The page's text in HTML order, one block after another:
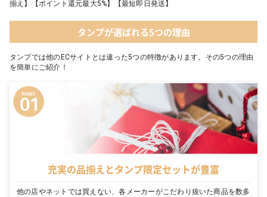
揃え】【ポイント還元最大5%】【最短即日発送】
タンプが選ばれる5つの理由
タンプでは他のECサイトとは違った5つの特徴があります。その5つの理由
を簡単にご紹介！
充実の品揃えとタンプ限定セットが豊富
他の店やネットでは買えない、各メーカーがこだわり抜いた商品を数多